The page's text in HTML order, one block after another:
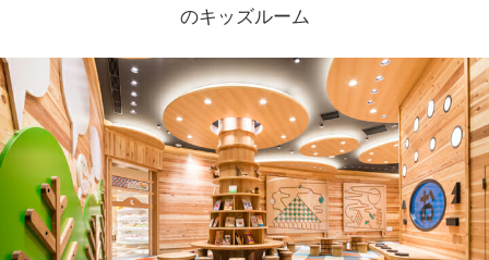
のキッズルーム